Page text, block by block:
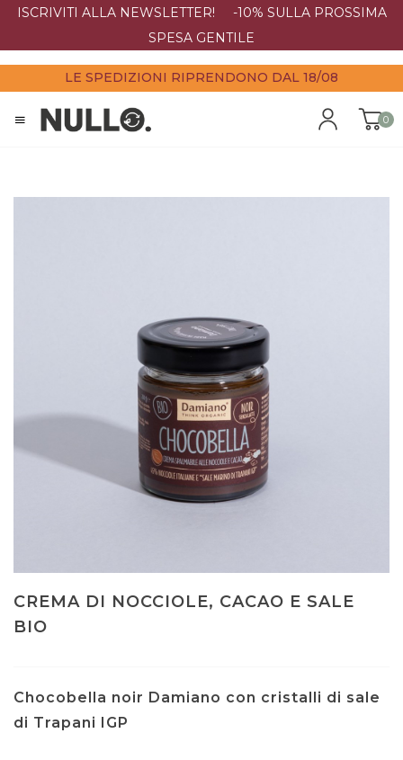
ISCRIVITI ALLA NEWSLETTER! -10% SULLA PROSSIMA
SPESA GENTILE
LE SPEDIZIONI RIPRENDONO DAL 18/08
0
CREMA DI NOCCIOLE, CACAO E SALE
BIO
Chocobella noir Damiano con cristalli di sale
di Trapani IGP